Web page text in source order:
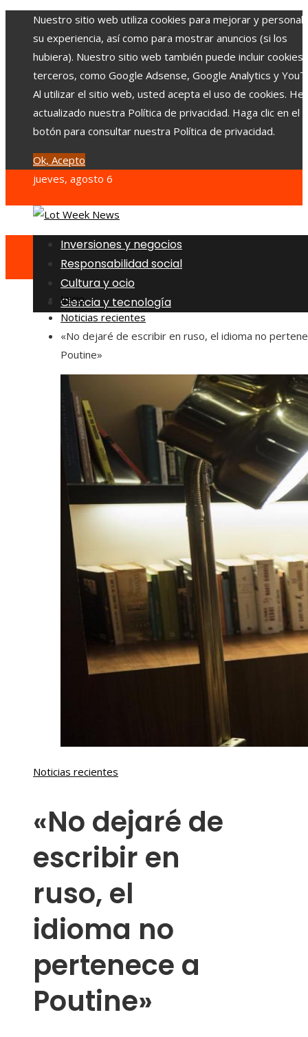
Nuestro sitio web utiliza cookies para mejorar y
su experiencia, así como para mostrar anuncios (si los
hubiera). Nuestro sitio web también puede incluir cookies
terceros, como Google Adsense, Google Analytics y
Al utilizar el sitio web, usted acepta el uso de cookies.
actualizado nuestra Política de privacidad. Haga clic en el
botón para consultar nuestra Política de privacidad.
Ok, Acepto
jueves, agosto 6
Inversiones y negocios
Responsabilidad social
Cultura y ocio
Ciencia y tecnología
Inicio
Noticias recientes
«No dejaré de escribir en ruso, el idioma no
Poutine»
Noticias recientes
«No dejaré de
escribir en
ruso, el
idioma no
pertenece a
Poutine»